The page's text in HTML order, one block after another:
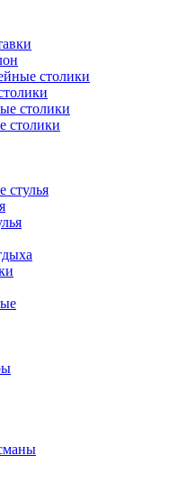
столики
столики
столики
стулья